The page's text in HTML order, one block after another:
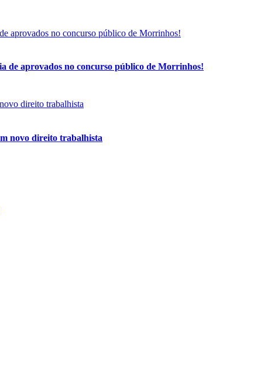
de aprovados no concurso público de Morrinhos!
novo direito trabalhista